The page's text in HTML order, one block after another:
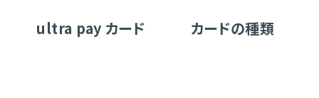
ultra pay カード カードの種類